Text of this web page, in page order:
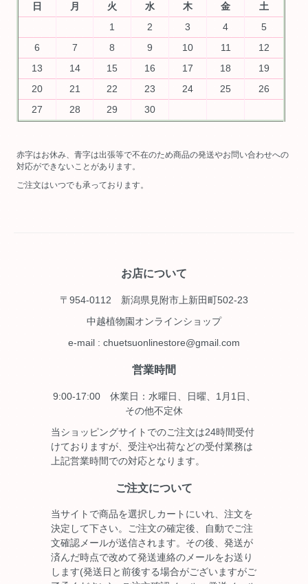
日
月 火 水 木 金
土
1
2 3 4
5
6
7 8 9 10 11
12
13
14 15 16 17 18
19
20
21 22 23 24 25
26
27
28 29 30
赤字はお休み、青字は出張等で不在のため商品の発送やお問い合わせへの
対応ができないことがあります。
ご注文はいつでも承っております。
お店について
〒954-0112 新潟県見附市上新田町502-23
中越植物園オンラインショップ
e-mail : chuetsuonlinestore@gmail.com
営業時間
9:00-17:00 休業日：水曜日、日曜、1月1日、
その他不定休
当ショッピングサイトでのご注文は24時間受付
けておりますが、受注や出荷などの受付業務は
上記営業時間での対応となります。
ご注文について
当サイトで商品を選択しカートにいれ、注文を
決定して下さい。ご注文の確定後、自動でご注
文確認メールが送信されます。その後、発送が
済んだ時点で改めて発送連絡のメールをお送り
します(発送日と前後する場合がございますがご